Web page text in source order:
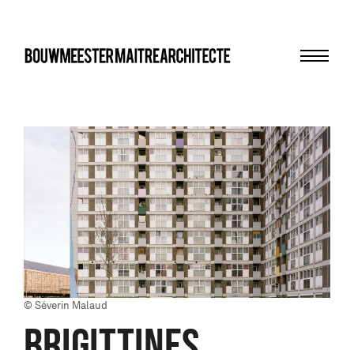
bma
© Séverin Malaud